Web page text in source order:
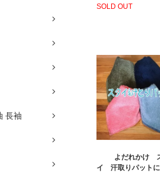
長袖
SOLD OUT
よだれかけ
イ 汗取りパット